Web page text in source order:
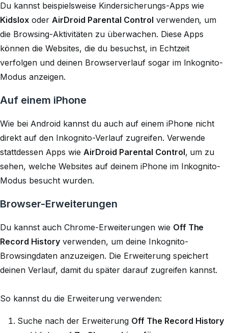
Du kannst beispielsweise Kindersicherungs-Apps wie
Kidsloxoder AirDroid Parental Control verwenden, um
die Browsing-Aktivitäten zu überwachen. Diese Apps
können die Websites, die du besuchst, in Echtzeit
verfolgen und deinen Browserverlauf sogar im Inkognito-
Modus anzeigen.
Auf einem iPhone
Wie bei Android kannst du auch auf einem iPhone nicht
direkt auf den Inkognito-Verlauf zugreifen. Verwende
stattdessen Apps wie AirDroid Parental Control, um zu
sehen, welche Websites auf deinem iPhone im Inkognito-
Modus besucht wurden.
Browser-Erweiterungen
Du kannst auch Chrome-Erweiterungen wie Off The
Record Historyverwenden, um deine Inkognito-
Browsingdaten anzuzeigen. Die Erweiterung speichert
deinen Verlauf, damit du später darauf zugreifen kannst.
So kannst du die Erweiterung verwenden:
Suche nach der Erweiterung Off The Record History